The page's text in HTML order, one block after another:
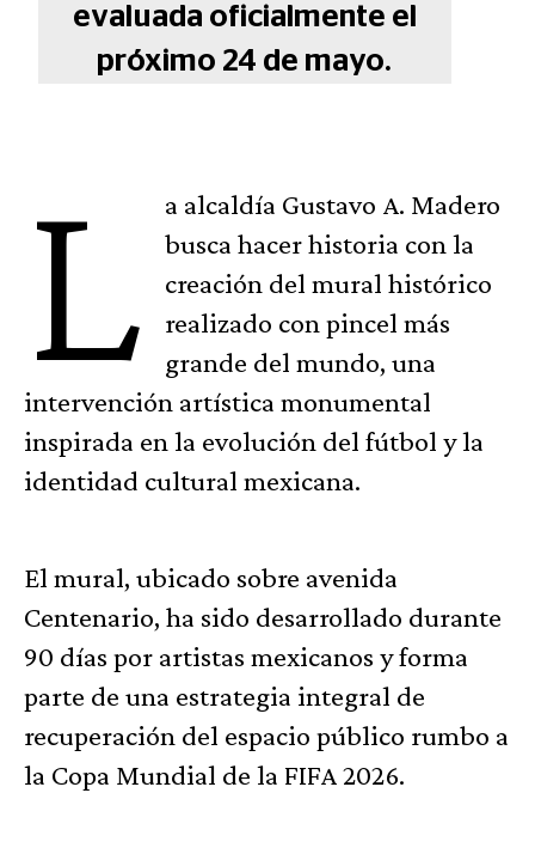
evaluada oficialmente el
próximo 24 de mayo.
L
a alcaldía Gustavo A. Madero
busca hacer historia con la
creación del mural histórico
realizado con pincel más
grande del mundo, una
intervención artística monumental
inspirada en la evolución del fútbol y la
identidad cultural mexicana.
El mural, ubicado sobre avenida
Centenario, ha sido desarrollado durante
90 días por artistas mexicanos y forma
parte de una estrategia integral de
recuperación del espacio público rumbo a
la Copa Mundial de la FIFA 2026.